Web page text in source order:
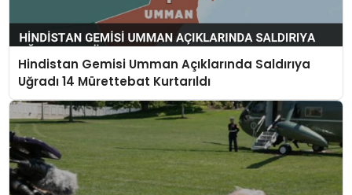
Hindistan Gemisi Umman Açıklarında Saldırıya
Uğradı 14 Mürettebat Kurtarıldı